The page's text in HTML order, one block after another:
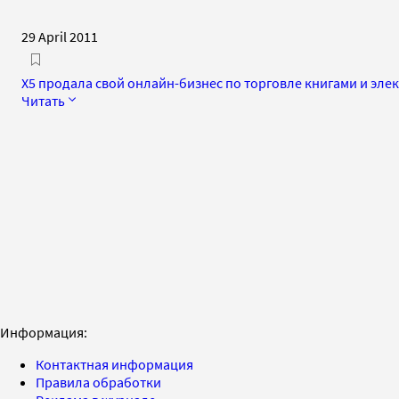
29 April 2011
X5 продала свой онлайн-бизнес по торговле книгами и
Читать
Информация:
Контактная информация
Правила обработки